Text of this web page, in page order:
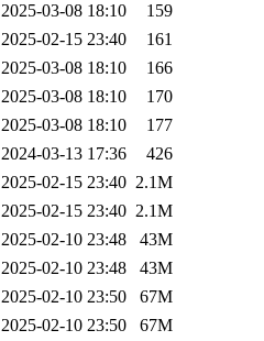
2025-03-08 18:10
159
2025-02-15 23:40
161
2025-03-08 18:10
166
2025-03-08 18:10
170
2025-03-08 18:10
177
2024-03-13 17:36
426
2025-02-15 23:40 2.1M
2025-02-15 23:40 2.1M
2025-02-10 23:48
43M
2025-02-10 23:48
43M
2025-02-10 23:50
67M
2025-02-10 23:50 67M